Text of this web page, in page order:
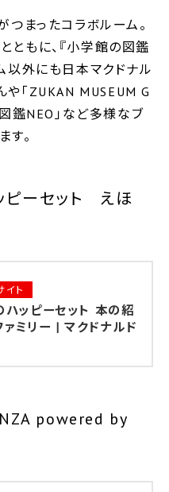
つまったコラボルーム。
ともに、『小学館の図鑑
以外にも日本マクドナル
や「ZUKAN MUSEUM G
鑑NEO」など多様なブ
す。
ピーセット えほ
イト
ハッピーセット 本の紹
| マクドナルド
powered by